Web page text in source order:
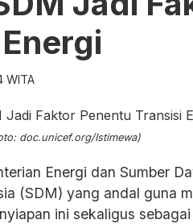
WITA
doc.unicef.org/Istimewa)
Energi dan Sumber
(SDM) yang andal guna
ini sekaligus